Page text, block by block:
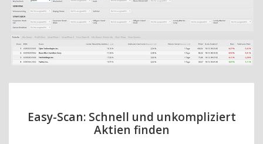
Easy-Scan: Schnell und unkompliziert
Aktien finden